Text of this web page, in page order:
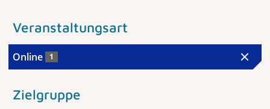
Veranstaltungsart
Online 1
Zielgruppe